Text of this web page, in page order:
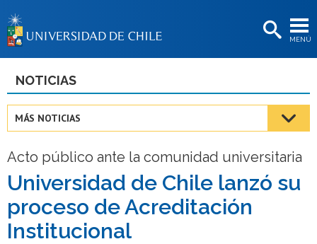
MENÚ
BIBLIOTECAS
Estudiantes
Académicas/os
Funcionarias/os
Egresadas/os
NOTICIAS
MÁS NOTICIAS
Acto público ante la comunidad universitaria
Universidad de Chile lanzó su
proceso de Acreditación
Institucional